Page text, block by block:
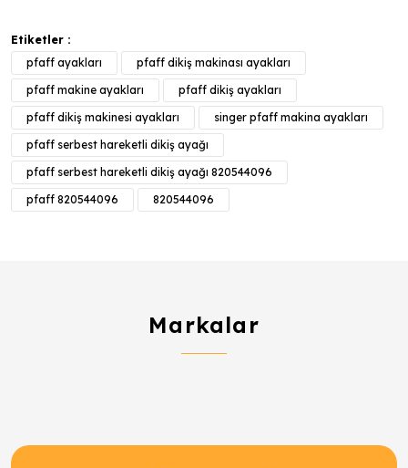
Etiketler :
pfaff ayakları
pfaff dikiş makinası ayakları
pfaff makine ayakları
pfaff dikiş ayakları
pfaff dikiş makinesi ayakları
singer pfaff makina ayakları
pfaff serbest hareketli dikiş ayağı
pfaff serbest hareketli dikiş ayağı 820544096
pfaff 820544096
820544096
Markalar